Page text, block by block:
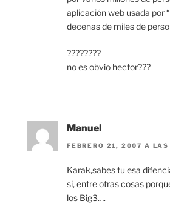
aplicación web usada por
decenas de miles de
????????
no es obvio hector???
Manuel
FEBRERO 21, 2007 A
Karak,sabes tu esa
si, entre otras cosas
los Big3….